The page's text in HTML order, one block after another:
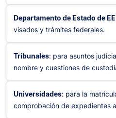
Departamento de Estado de
visados y trámites federales.
Tribunales: para asuntos
nombre y cuestiones de
Universidades: para la
comprobación de expedientes